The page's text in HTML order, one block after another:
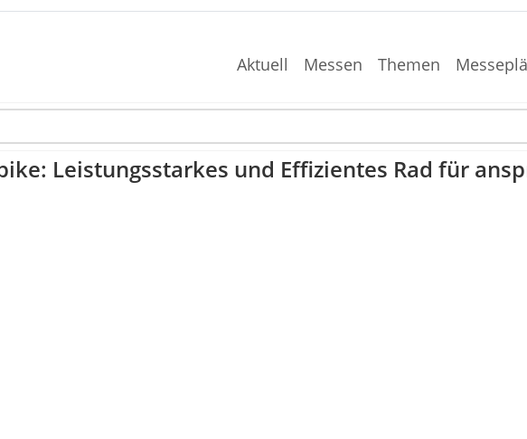
Aktuell Messen Themen
Leistungsstarkes und Effizientes Rad für